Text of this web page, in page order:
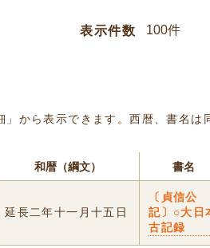
表示件数
」から表示できます。西暦、書名
和暦（綱文） 書名
延長二年十一月十五日
〔貞信公
記〕○大日
古記録